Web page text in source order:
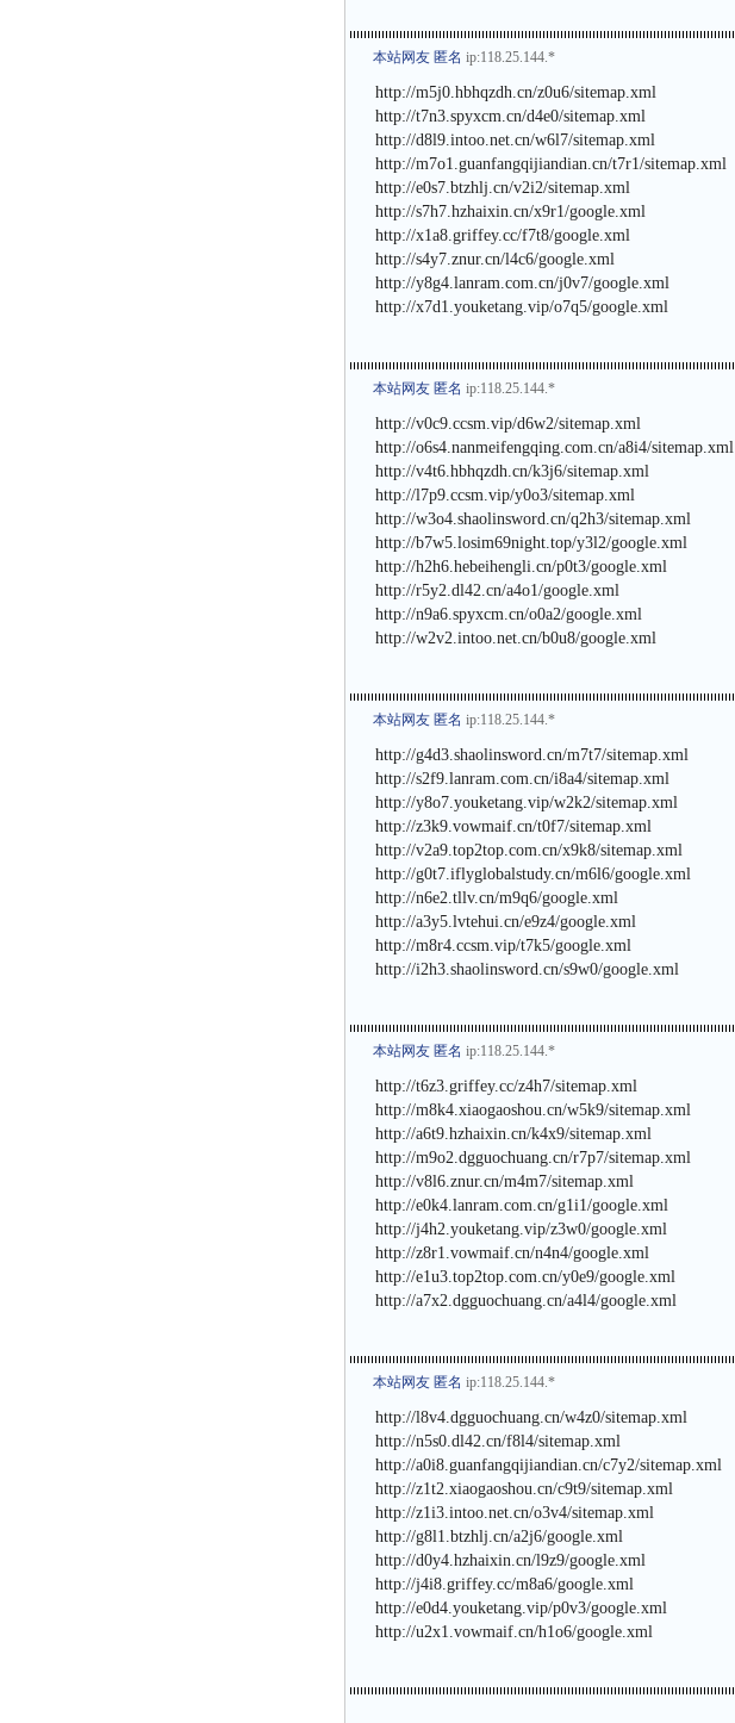
本站网友 匿名 ip:118.25.144.*
http://m5j0.hbhqzdh.cn/z0u6/sitemap.xml
http://t7n3.spyxcm.cn/d4e0/sitemap.xml
http://d8l9.intoo.net.cn/w6l7/sitemap.xml
http://m7o1.guanfangqijiandian.cn/t7r1/sitemap.xml
http://e0s7.btzhlj.cn/v2i2/sitemap.xml
http://s7h7.hzhaixin.cn/x9r1/google.xml
http://x1a8.griffey.cc/f7t8/google.xml
http://s4y7.znur.cn/l4c6/google.xml
http://y8g4.lanram.com.cn/j0v7/google.xml
http://x7d1.youketang.vip/o7q5/google.xml
本站网友 匿名 ip:118.25.144.*
http://v0c9.ccsm.vip/d6w2/sitemap.xml
http://o6s4.nanmeifengqing.com.cn/a8i4/sitemap.xml
http://v4t6.hbhqzdh.cn/k3j6/sitemap.xml
http://l7p9.ccsm.vip/y0o3/sitemap.xml
http://w3o4.shaolinsword.cn/q2h3/sitemap.xml
http://b7w5.losim69night.top/y3l2/google.xml
http://h2h6.hebeihengli.cn/p0t3/google.xml
http://r5y2.dl42.cn/a4o1/google.xml
http://n9a6.spyxcm.cn/o0a2/google.xml
http://w2v2.intoo.net.cn/b0u8/google.xml
本站网友 匿名 ip:118.25.144.*
http://g4d3.shaolinsword.cn/m7t7/sitemap.xml
http://s2f9.lanram.com.cn/i8a4/sitemap.xml
http://y8o7.youketang.vip/w2k2/sitemap.xml
http://z3k9.vowmaif.cn/t0f7/sitemap.xml
http://v2a9.top2top.com.cn/x9k8/sitemap.xml
http://g0t7.iflyglobalstudy.cn/m6l6/google.xml
http://n6e2.tllv.cn/m9q6/google.xml
http://a3y5.lvtehui.cn/e9z4/google.xml
http://m8r4.ccsm.vip/t7k5/google.xml
http://i2h3.shaolinsword.cn/s9w0/google.xml
本站网友 匿名 ip:118.25.144.*
http://t6z3.griffey.cc/z4h7/sitemap.xml
http://m8k4.xiaogaoshou.cn/w5k9/sitemap.xml
http://a6t9.hzhaixin.cn/k4x9/sitemap.xml
http://m9o2.dgguochuang.cn/r7p7/sitemap.xml
http://v8l6.znur.cn/m4m7/sitemap.xml
http://e0k4.lanram.com.cn/g1i1/google.xml
http://j4h2.youketang.vip/z3w0/google.xml
http://z8r1.vowmaif.cn/n4n4/google.xml
http://e1u3.top2top.com.cn/y0e9/google.xml
http://a7x2.dgguochuang.cn/a4l4/google.xml
本站网友 匿名 ip:118.25.144.*
http://l8v4.dgguochuang.cn/w4z0/sitemap.xml
http://n5s0.dl42.cn/f8l4/sitemap.xml
http://a0i8.guanfangqijiandian.cn/c7y2/sitemap.xml
http://z1t2.xiaogaoshou.cn/c9t9/sitemap.xml
http://z1i3.intoo.net.cn/o3v4/sitemap.xml
http://g8l1.btzhlj.cn/a2j6/google.xml
http://d0y4.hzhaixin.cn/l9z9/google.xml
http://j4i8.griffey.cc/m8a6/google.xml
http://e0d4.youketang.vip/p0v3/google.xml
http://u2x1.vowmaif.cn/h1o6/google.xml